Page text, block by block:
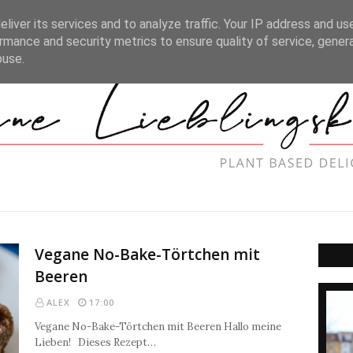
GRUNDLAGEN ZUNEHMEN IMPRESSUM
Vegane No-Bake-Törtchen mit
Beeren
ALEX 17:00
Vegane No-Bake-Törtchen mit Beeren Hallo meine
Lieben! Dieses Rezept…
its services and to analyze traffic. Your IP address and
and security metrics to ensure quality of service,